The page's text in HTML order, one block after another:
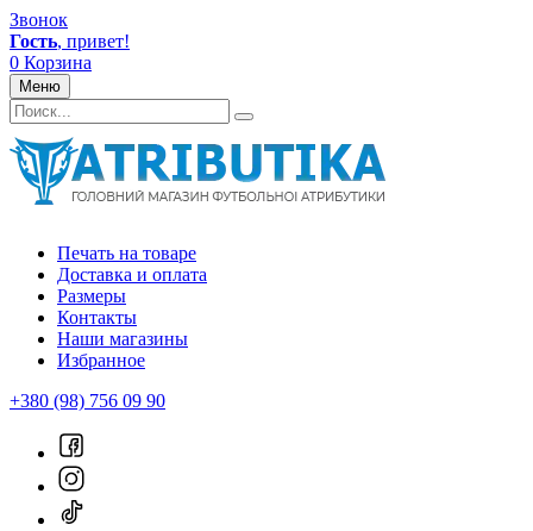
Звонок
Гость, привет!
0 Корзина
Меню
Печать на товаре
Доставка и оплата
Размеры
Контакты
Наши магазины
Избранное
+380 (98) 756 09 90